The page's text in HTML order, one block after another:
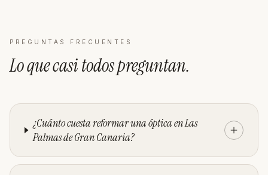
PREGUNTAS FRECUENTES
Lo que casi todospreguntan.
¿Cuánto cuesta reformar una óptica en Las
Palmas de Gran Canaria?